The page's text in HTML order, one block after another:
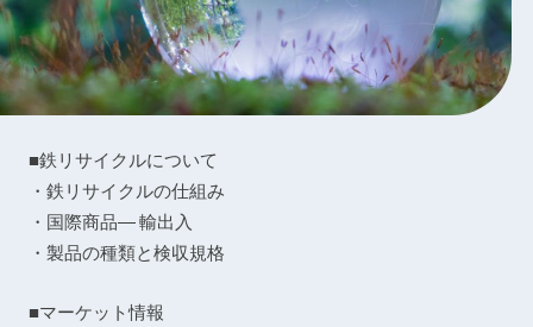
■鉄リサイクルについて
・鉄リサイクルの仕組み
・国際商品― 輸出入
・製品の種類と検収規格
■マーケット情報